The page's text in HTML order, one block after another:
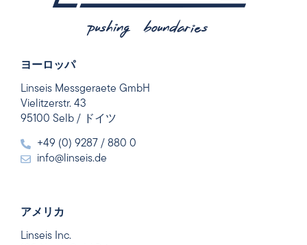
ヨーロッパ
Linseis Messgeraete GmbH
Vielitzerstr. 43
95100 Selb / ドイツ
+49 (0) 9287 / 880 0
info@linseis.de
アメリカ
Linseis Inc.